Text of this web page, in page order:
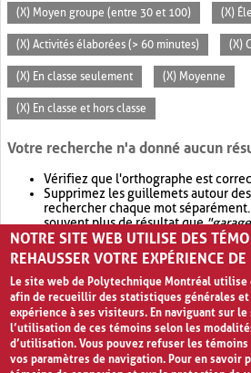
(X) Moyen groupe (entre 30 et 100) (X)
(X) Activités élaborées (> 60 minutes) (X)
(X) En classe seulement (X) Moyenne
(X) En classe et hors classe
Votre recherche n'a donné aucun
Vérifiez que l'orthographe est
Supprimez les guillemets autour
rechercher chaque mot séparément.
souvent plus de résultat que
Envisagez d'élargir votre recherche
retournera souvent plus de résultat
NOTRE SITE WEB UTILISE DES
REHAUSSER VOTRE EXPÉRIENCE
Le site web de Polytechnique Montréal utilise
afin de recueillir des statistiques générales
expérience à ses visiteurs. En naviguant sur
l’utilisation de ces témoins selon les
d’utilisation. Vous pouvez refuser les
vos paramètres de navigation. Pour en savoir